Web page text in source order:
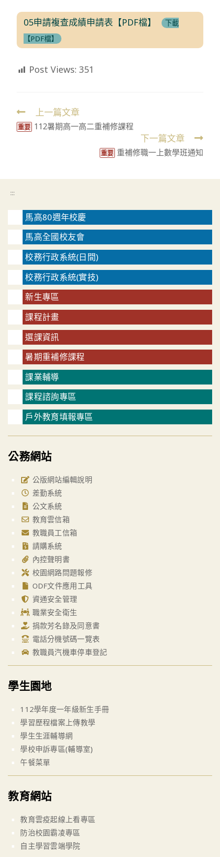
05申請複查成績申請表【PDF檔】
下載
【PDF檔】
Post Views: 351
Read
more
上一篇文章
重要 112暑期高一高二重補修課程
下一篇文章
重要 重補修職一上數學班通知
:::
馬高80週年校慶
馬高全國校友會
校務行政系統(日間)
校務行政系統(實技)
新生專區
課程計畫
選課資訊
暑期重補修課程
課業輔導
課程諮詢專區
戶外教育填報專區
公務網站
公版網站編輯說明
差勤系統
公文系統
教育雲信箱
教職員工信箱
請購系統
內控聲明書
校園網路問題報修
ODF文件應用工具
資通安全管理
職業安全衛生
捐款芳名錄及同意書
電話分機號碼一覽表
教職員汽機車停車登記
學生園地
112學年度一年級新生手冊
學習歷程檔案上傳教學
學生生涯輔導網
學校申訴專區(輔導室)
午餐菜單
教育網站
教育雲疫起線上看專區
防治校園霸凌專區
自主學習雲端學院